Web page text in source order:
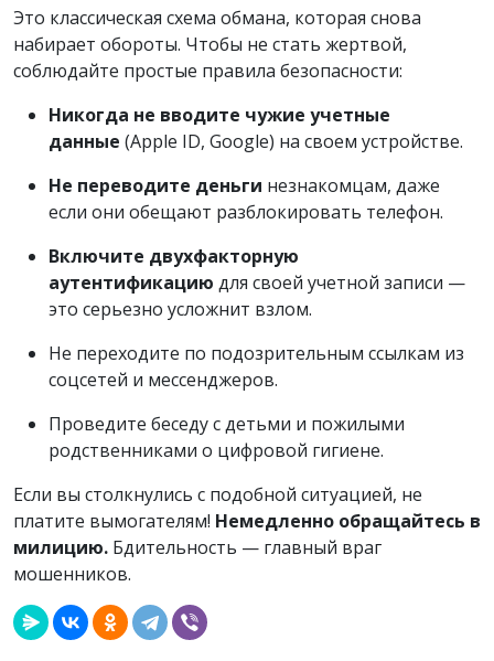
Это классическая схема обмана, которая снова
набирает обороты. Чтобы не стать жертвой,
соблюдайте простые правила безопасности:
Никогда не вводите чужие учетные
данные (Apple ID, Google) на своем устройстве.
Не переводите деньги незнакомцам, даже
если они обещают разблокировать телефон.
Включите двухфакторную
аутентификацию для своей учетной записи —
это серьезно усложнит взлом.
Не переходите по подозрительным ссылкам из
соцсетей и мессенджеров.
Проведите беседу с детьми и пожилыми
родственниками о цифровой гигиене.
Если вы столкнулись с подобной ситуацией, не
платите вымогателям! Немедленно обращайтесь в
милицию. Бдительность — главный враг
мошенников.